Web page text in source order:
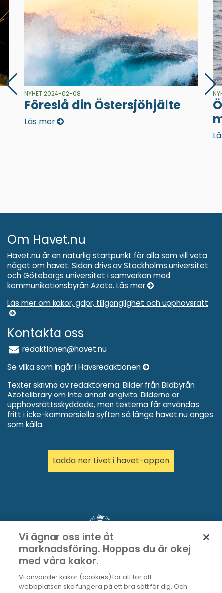
NYHET 2024-02-08
Föreslå din Östersjöhjälte
Läs mer
Om Havet.nu
Havet.nu är en naturlig startpunkt för alla som vill veta
något om havet. Sidan drivs avStockholms universitet
och Göteborgs universitet i samverkan med
kommunikationsbyrån Azote. Läs mer
Läs mer om kakor, gdpr, tillganglighet och upphovsratt
Kontakta oss
redaktionen@havet.nu
Se vilka som ingår i Havsredaktionen
Texter skrivna av redaktörerna. Bilder från Bildbyrån
Azotelibrary om inte annat angivits. Bilderna är
upphovsrättsskyddade, men texterna får användas
fritt i icke-kommersiella syften så länge havet.nu anges
som källa.
Ladda ner Livet i havet-appen
Vi ägnar oss inte åt
marknadsföring. Hoppas du är okej
med våra kakor.
Vi använder kakor (cookies) för att för att
webbplatsen ska fungera på ett bra sätt för dig. Och